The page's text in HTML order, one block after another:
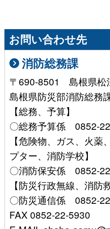
お問い合わせ先
消防総務課
〒690-8501 島根県松
島根県防災部消防総務
【総務、予算】
〇総務予算係 0852-
【危険物、ガス、火薬
プター、消防学校】
〇消防保安係 0852-
【防災行政無線、消防
〇防災通信係 0852-
FAX 0852-22-5930